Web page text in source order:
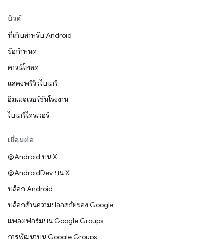
บิวด์
ที่เก็บสำหรับ Android
ข้อกำหนด
ดาวน์โหลด
แสดงพรีวิวไบนารี
อิมเมจเวอร์ชันโรงงาน
ไบนารีไดรเวอร์
เชื่อมต่อ
@Android บน X
@AndroidDev บน X
บล็อก Android
บล็อกด้านความปลอดภัยของ Google
แพลตฟอร์มบน Google Groups
การพัฒนาบน Google Groups